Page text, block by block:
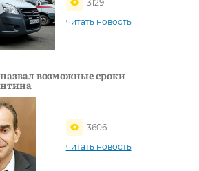
3129
читать новость
возможные сроки
3606
читать новость